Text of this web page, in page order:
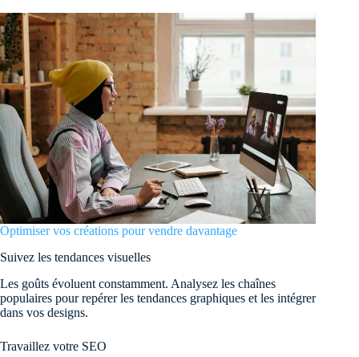
Optimiser vos créations pour vendre davantage
Suivez les tendances visuelles
Les goûts évoluent constamment. Analysez les chaînes
populaires pour repérer les tendances graphiques et les intégrer
dans vos designs.
Travaillez votre SEO